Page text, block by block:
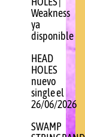
Weakness
ya
disponible
HEAD
HOLES
nuevo
single el
26/06/2026
SWAMP